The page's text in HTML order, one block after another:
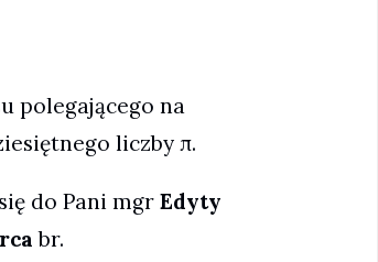
polegającego na
liczby π.
do Pani mgrEdyty
br.